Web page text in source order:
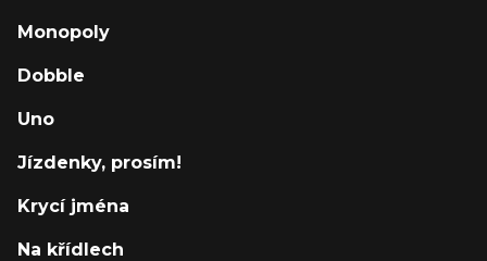
Monopoly
Dobble
Uno
Jízdenky, prosím!
Krycí jména
Na křídlech